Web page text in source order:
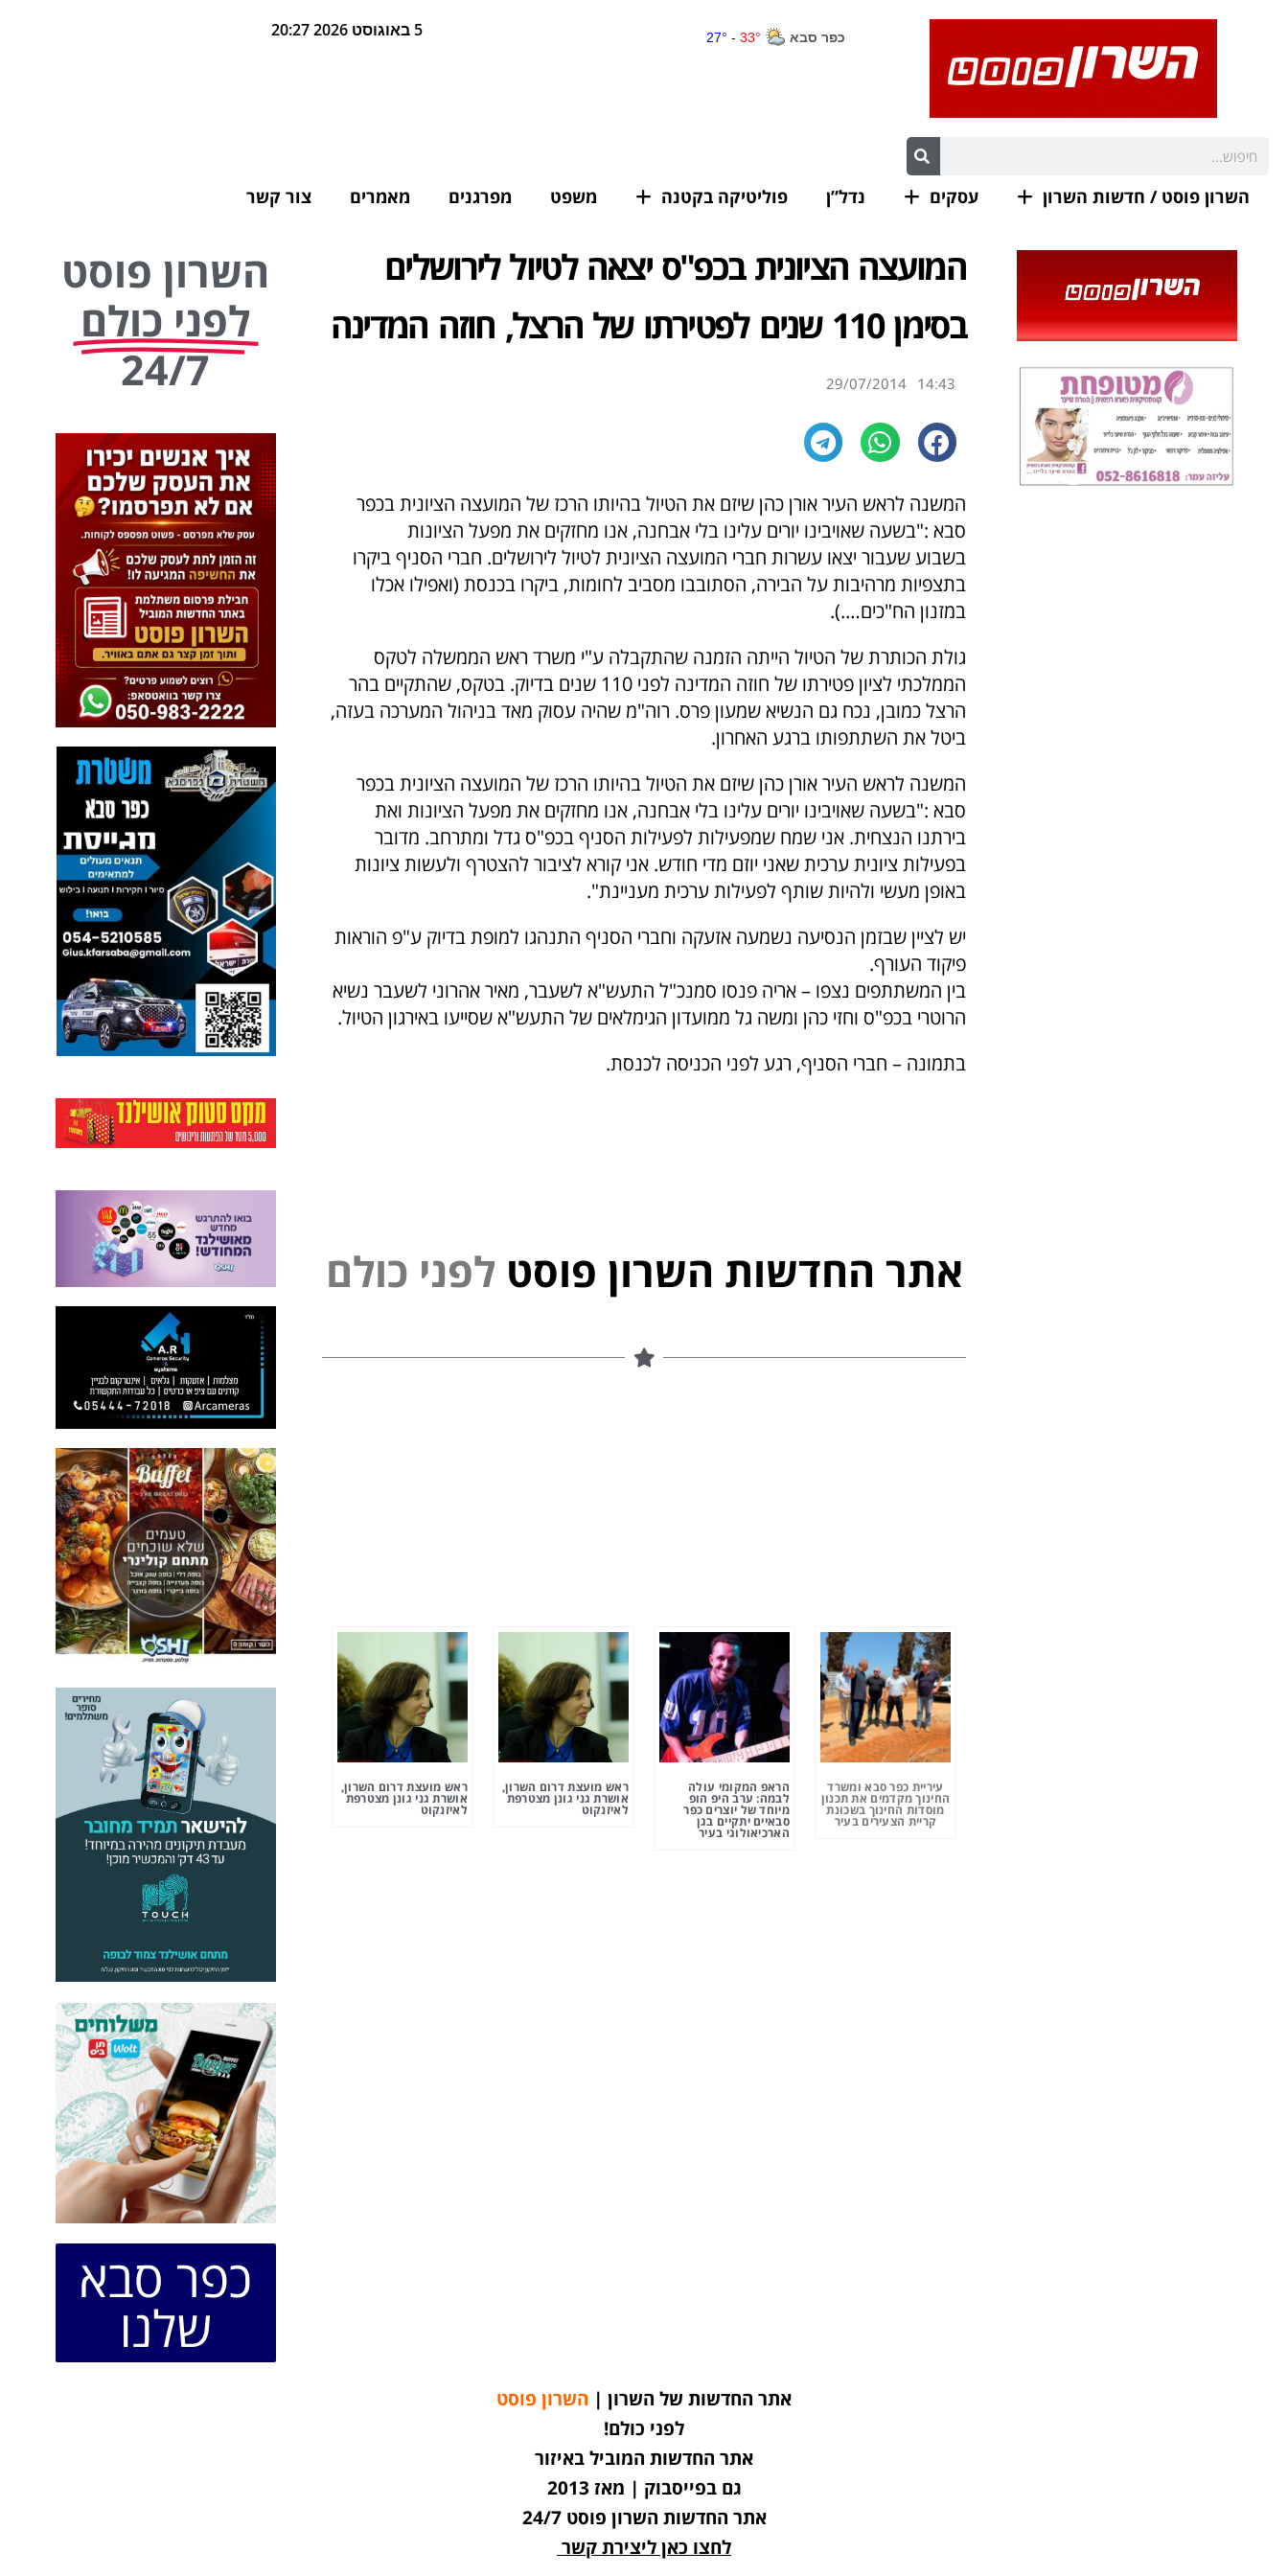
5 באוגוסט 2026 20:27
השרון פוסט / חדשות השרון עסקים נדל”ן פוליטיקה בקטנה משפט מפרגנים מאמרים צור קשר
המועצה הציונית בכפ"ס יצאה לטיול לירושלים
בסימן 110 שנים לפטירתו של הרצל, חוזה המדינה
14:43
29/07/2014
המשנה לראש העיר אורן כהן שיזם את הטיול בהיותו הרכז של המועצה הציונית בכפר
סבא :"בשעה שאויבינו יורים עלינו בלי אבחנה, אנו מחזקים את מפעל הציונות
בשבוע שעבור יצאו עשרות חברי המועצה הציונית לטיול לירושלים. חברי הסניף ביקרו
בתצפיות מרהיבות על הבירה, הסתובבו מסביב לחומות, ביקרו בכנסת (ואפילו אכלו
במזנון הח"כים….).
גולת הכותרת של הטיול הייתה הזמנה שהתקבלה ע"י משרד ראש הממשלה לטקס
הממלכתי לציון פטירתו של חוזה המדינה לפני 110 שנים בדיוק. בטקס, שהתקיים בהר
הרצל כמובן, נכח גם הנשיא שמעון פרס. רוה"מ שהיה עסוק מאד בניהול המערכה בעזה,
ביטל את השתתפותו ברגע האחרון.
המשנה לראש העיר אורן כהן שיזם את הטיול בהיותו הרכז של המועצה הציונית בכפר
סבא :"בשעה שאויבינו יורים עלינו בלי אבחנה, אנו מחזקים את מפעל הציונות ואת
בירתנו הנצחית. אני שמח שמפעילות לפעילות הסניף בכפ"ס גדל ומתרחב. מדובר
בפעילות ציונית ערכית שאני יוזם מדי חודש. אני קורא לציבור להצטרף ולעשות ציונות
באופן מעשי ולהיות שותף לפעילות ערכית מעניינת".
יש לציין שבזמן הנסיעה נשמעה אזעקה וחברי הסניף התנהגו למופת בדיוק ע"פ הוראות
פיקוד העורף.
בין המשתתפים נצפו – אריה פנסו סמנכ"ל התעש"א לשעבר, מאיר אהרוני לשעבר נשיא
הרוטרי בכפ"ס וחזי כהן ומשה גל ממועדון הגימלאים של התעש"א שסייעו באירגון הטיול.
בתמונה – חברי הסניף, רגע לפני הכניסה לכנסת.
אתר החדשות השרון פוסט ל פ ני כולם
עיריית כפר סבא ומשרד
החינוך מקדמים את תכנון
מוסדות החינוך בשכונת
קריית הצעירים בעיר
הראפ המקומי עולה
לבמה: ערב היפ הופ
מיוחד של יוצרים כפר
סבאיים יתקיים בגן
הארכיאולוגי בעיר
ראש מועצת דרום השרון,
אושרת גני גונן מצטרפת
לאיזנקוט
ראש מועצת דרום השרון,
אושרת גני גונן מצטרפת
לאיזנקוט
השרון פוסט
לפני כולם
24/7
כפר סבא
שלנו
אתר החדשות של השרון | השרון פוסט
לפני כולם!
אתר החדשות המוביל באיזור
גם בפייסבוק | מאז 2013
אתר החדשות השרון פוסט 24/7
לחצו כאן ליצירת קשר